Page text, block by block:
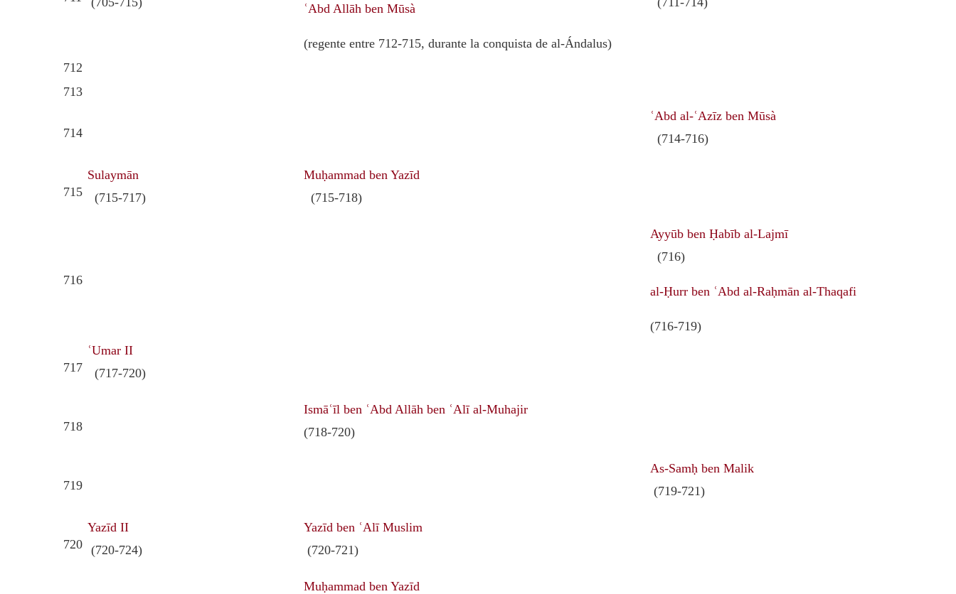
ʿAbd Allāh ben Mūsà
(regente entre 712-715, durante la conquista de al-Ándalus)
712
713
714
ʿAbd al-ʿAzīz ben Mūsà
(714-716)
715
Sulaymān
(715-717)
Muḥammad ben Yazīd
(715-718)
716
Ayyūb ben Ḥabīb al-Lajmī
(716)
al-Ḥurr ben ʿAbd al-Raḥmān al-Thaqafi
(716-719)
717
ʿUmar II
(717-720)
718
Ismāʿīl ben ʿAbd Allāh ben ʿAlī al-Muhajir
(718-720)
719
As-Samḥ ben Malik
(719-721)
720
Yazīd II
(720-724)
Yazīd ben ʿAlī Muslim
(720-721)
Muḥammad ben Yazīd